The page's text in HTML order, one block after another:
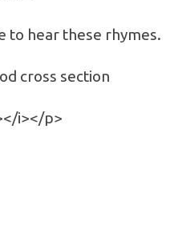
to hear these rhymes.
cross section
i></p>